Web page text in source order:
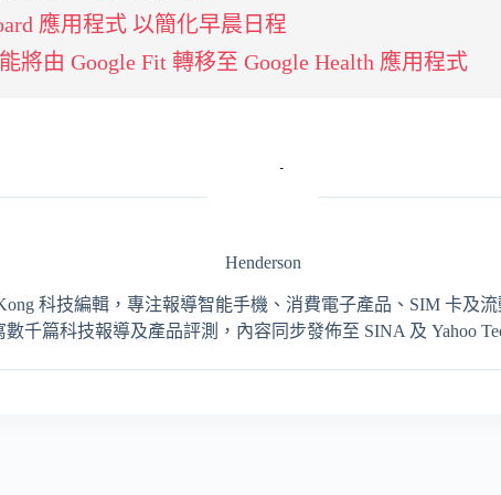
應用程式 以簡化早晨日程
將由 Google Fit 轉移至 Google Health 應用程式
Henderson
科技編輯，專注報導智能手機、消費電子產品、SIM 卡及
千篇科技報導及產品評測，內容同步發佈至 SINA 及 Yahoo